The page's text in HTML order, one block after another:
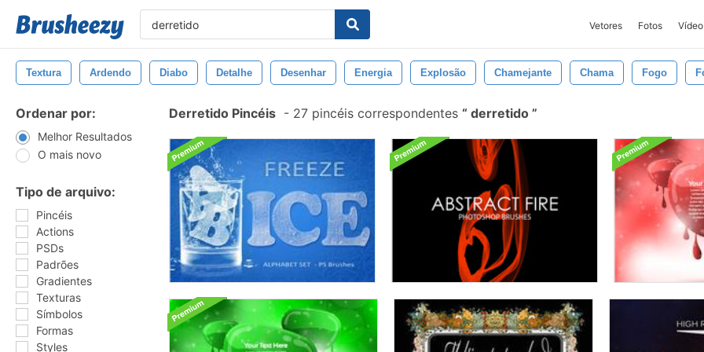
Vetores Fotos Vídeo
Textura Ardendo Diabo Detalhe Desenhar Energia Explosão Chamejante Chama Fogo
Ordenar por:
Melhor Resultados
O mais novo
Tipo de arquivo:
Pincéis
Actions
PSDs
Padrões
Gradientes
Texturas
Símbolos
Formas
Styles
Derretido Pincéis - 27 pincéis correspondentes derretido